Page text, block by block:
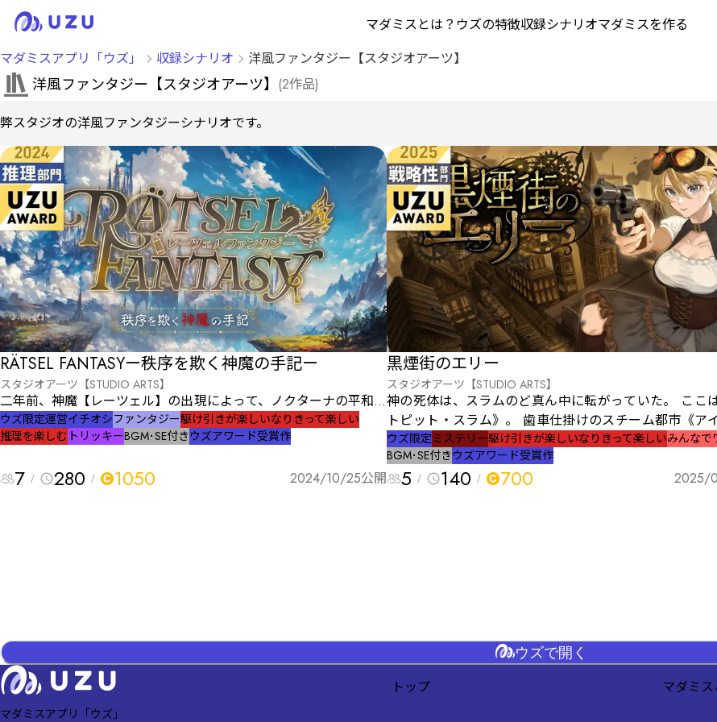
マダミスとは？ ウズの特徴収録シナリオマダミスを作る
マダミスアプリ「ウズ」 収録シナリオ 洋風ファンタジー【スタジオアーツ】
洋風ファンタジー【スタジオアーツ】 (2作品)
弊スタジオの洋風ファンタジーシナリオです。
RÄTSEL FANTASYー秩序を欺く神魔の手記ー
スタジオアーツ【STUDIO ARTS】
――二年前、神魔【レーツェル】の出現によって、ノクターナの平和は
一瞬で崩れ去った。 彼らの目に見えぬ力は、物的証拠等を基にし
た旧捜査体制を破壊し、法を無力化した。警察も司法も意味を失
も、私たちは生きるために足掻く。法の秩序が失われた今、唯一の
ウズ限定運営イチオシファンタジー駆け引きが楽しいなりきって楽しい
推理を楽しむ トリッキーBGM･SE付き ウズアワード受賞作
7 280 1050 2024/10/25公開
黒煙街のエリー
スタジオアーツ【STUDIO ARTS】
神の死体は、スラムのど真ん中に転がっていた。 ここは、《ラス
トピット・スラム》。 歯車仕掛けのスチーム都市《ア
ンクタム》の最下層にぶら下がる“排気口”だ。 死体は、その中央
にさらされていた。 黒い雨の中、死体のそばに残されて
一枚の手紙。 「神は死んだ」 人は呟く。 「……“エリー”が死んだ
ウズ限定ミステリー駆け引きが楽しいなりきって楽しいみんなで
BGM･SE付き ウズアワード受賞作
5 140 700 2025/
ウズで開く
マダミスアプリ「ウズ」
トップ マダミス